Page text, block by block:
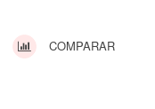
COMPARAR